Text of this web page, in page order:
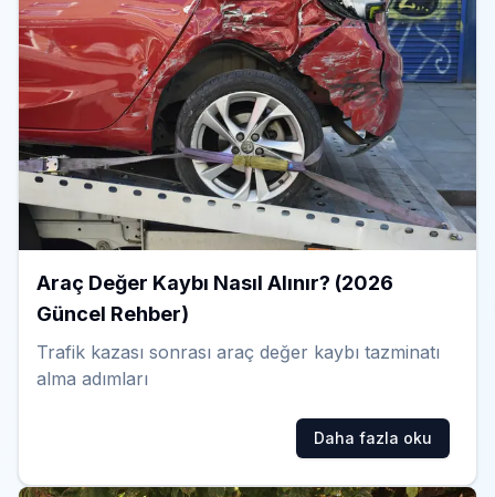
Araç Değer Kaybı Nasıl Alınır? (2026
Güncel Rehber)
Trafik kazası sonrası araç değer kaybı tazminatı
alma adımları
Daha fazla oku